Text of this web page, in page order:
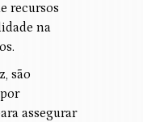
recursos
na
são
assegurar